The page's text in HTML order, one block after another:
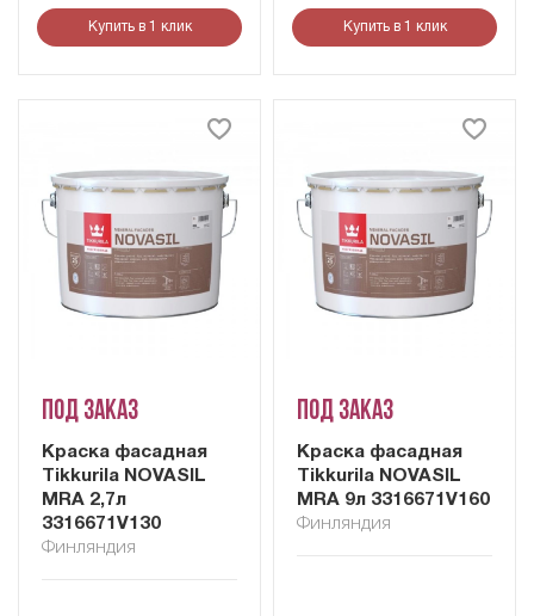
Купить в 1 клик Купить в 1 клик
Под заказ
Краска фасадная
Tikkurila NOVASIL
MRA 2,7л
3316671V130
Финляндия
Под заказ
Краска фасадная
Tikkurila NOVASIL
MRA 9л 3316671V160
Финляндия